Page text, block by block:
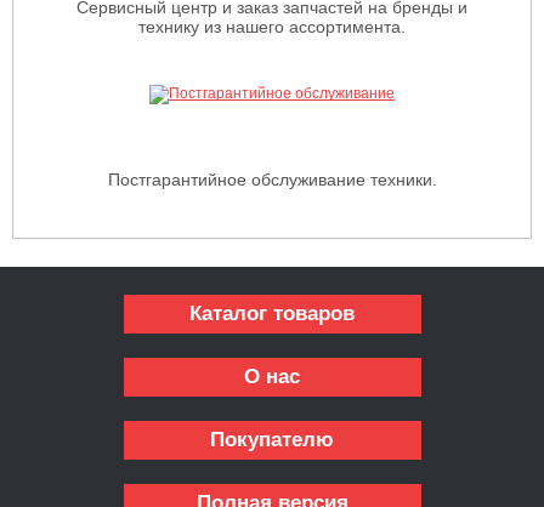
Сервисный центр и заказ запчастей на бренды и
технику из нашего ассортимента.
Постгарантийное обслуживание техники.
Каталог товаров
О нас
Покупателю